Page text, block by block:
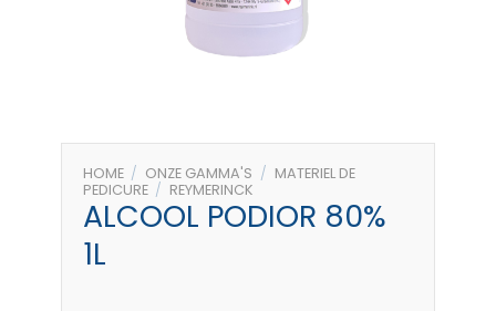
HOME / ONZE GAMMA'S / MATERIEL DE
PEDICURE / REYMERINCK
ALCOOL PODIOR 80%
1L